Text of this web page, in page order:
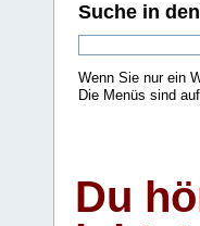
Suche in
Wenn Sie nur ein
Die Menüs sind
Du